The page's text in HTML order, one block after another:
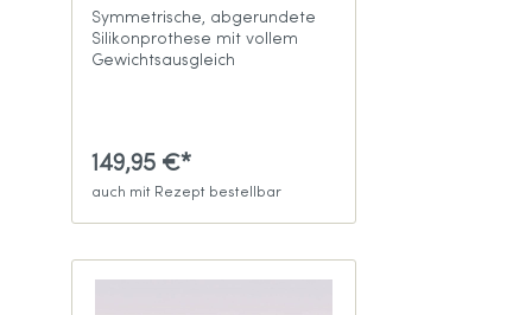
Symmetrische, abgerundete
Silikonprothese mit vollem
Gewichtsausgleich
149,95 €*
auch mit Rezept bestellbar